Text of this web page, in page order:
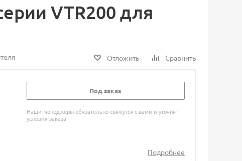
VTR200 для
Отложить Сравнить
Под заказ
Наши менеджеры обязательно свяжутся с вами и уточнят
условия заказа
Подробнее